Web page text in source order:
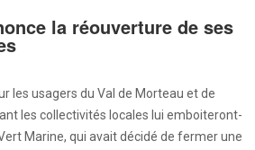
la réouverture de ses
les usagers du Val de Morteau et de
les collectivités locales lui emboiteront-
Marine, qui avait décidé de fermer une